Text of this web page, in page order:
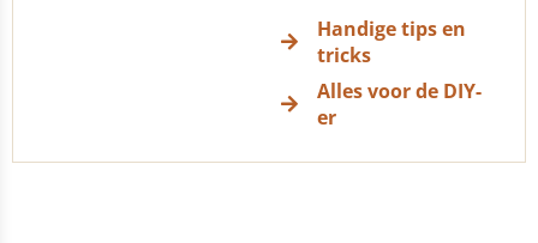
Handige tips en
tricks
Alles voor de DIY-
er